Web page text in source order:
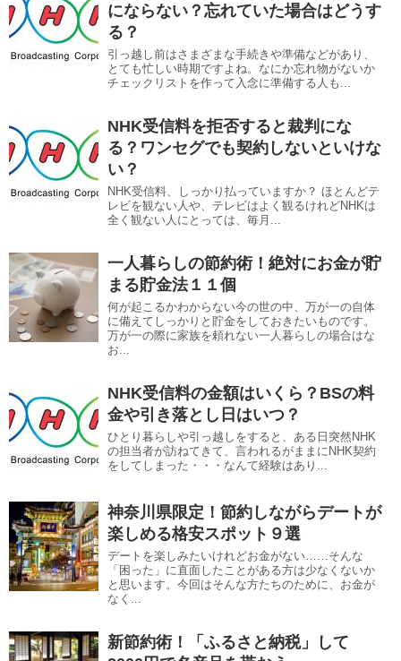
にならない？忘れていた場合はどうす
る？
引っ越し前はさまざまな手続きや準備などがあり、
とても忙しい時期ですよね。なにか忘れ物がないか
チェックリストを作って入念に準備する人も...
NHK受信料を拒否すると裁判にな
る？ワンセグでも契約しないといけな
い？
NHK受信料、しっかり払っていますか？ ほとんどテ
レビを観ない人や、テレビはよく観るけれどNHKは
全く観ない人にとっては、毎月...
一人暮らしの節約術！絶対にお金が貯
まる貯金法１１個
何が起こるかわからない今の世の中、万が一の自体
に備えてしっかりと貯金をしておきたいものです。
万が一の際に家族を頼れない一人暮らしの場合はな
お...
NHK受信料の金額はいくら？BSの料
金や引き落とし日はいつ？
ひとり暮らしや引っ越しをすると、ある日突然NHK
の担当者が訪ねてきて、言われるがままにNHK契約
をしてしまった・・・なんて経験はあり...
神奈川県限定！節約しながらデートが
楽しめる格安スポット９選
デートを楽しみたいけれどお金がない……そんな
「困った」に直面したことがある方は少なくないか
と思います。今回はそんな方たちのために、お金が
なく...
新節約術！「ふるさと納税」して